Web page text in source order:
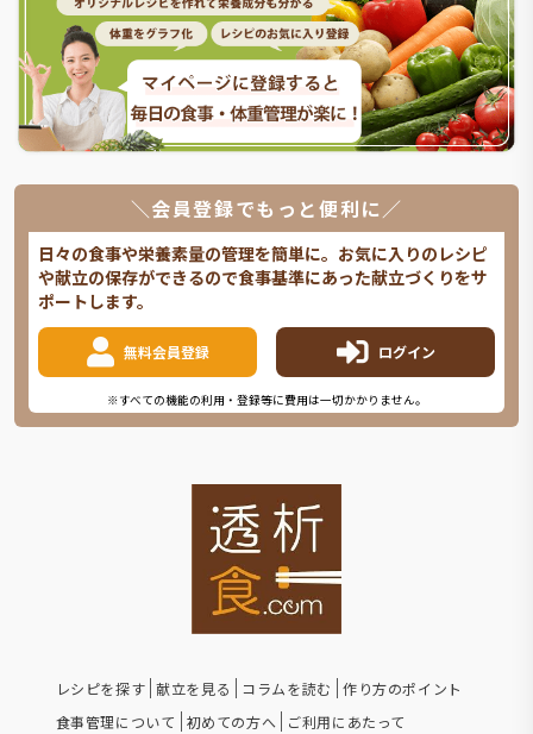
＼会員登録でもっと便利に／
日々の食事や栄養素量の管理を簡単に。お気に入りのレシピ
や献立の保存ができるので食事基準にあった献立づくりをサ
ポートします。
無料会員登録 ログイン
※すべての機能の利用・登録等に費用は一切かかりません。
レシピを探す 献立を見る コラムを読む
作り方のポイント
食事管理について
初めての方へ
ご利用にあたって